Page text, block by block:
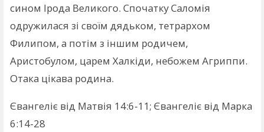
сином Ірода Великого. Спочатку Саломія
одружилася зі своїм дядьком, тетрархом
Филипом, а потім з іншим родичем,
Аристобулом, царем Халкіди, небожем Агриппи.
Отака цікава родина.
Євангеліє від Матвія 14:6-11; Євангеліє від Марка
6:14-28